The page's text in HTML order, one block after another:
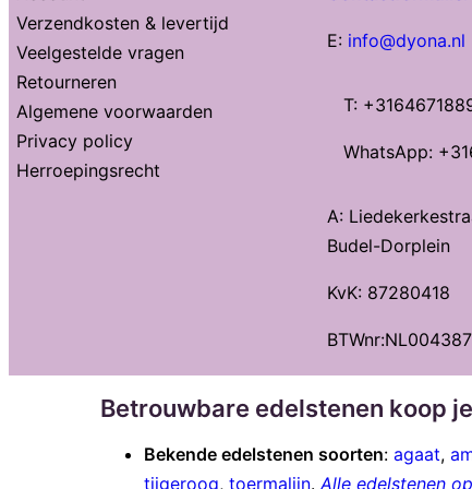
Verzendkosten & levertijd
Veelgestelde vragen
Retourneren
Algemene voorwaarden
Privacy policy
Herroepingsrecht
E: info@dyona.nl
T:
WhatsApp:
A:
Budel-Dorplein
KvK: 87280418
Betrouwbare edelstenen koop
Bekende edelstenen soorten: agaat,
tijgeroog, toermalijn. Alle edelstenen